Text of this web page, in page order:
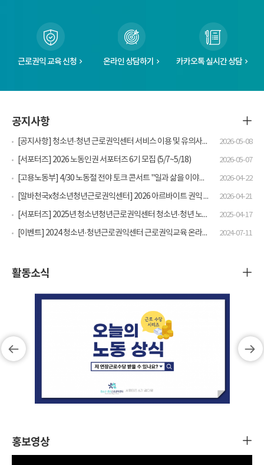
근로권익 교육 신청 온라인 상담하기 카카오톡 실시간 상담
공지사항
[공지사항] 청소년·청년 근로권익센터 서비스 이용 및 유의사항 안내 2026-05-08
[서포터즈] 2026 노동인권 서포터즈 6기 모집 (5/7~5/18) 2026-05-07
[고용노동부] 4/30 노동절 전야 토크 콘서트 "일과 삶을 이야기하다" 개최 안내 2026-04-22
[알바천국x청소년청년근로권익센터] 2026 아르바이트 권익 교육 - 첫 알바는 천국이지 클래스 2026-04-21
[서포터즈] 2025년 청소년청년근로권익센터 청소년·청년 노동인권 서포터즈 5기 모집 2025-04-17
[이벤트] 2024 청소년·청년근로권익센터 근로권익교육 온라인 수강 인증 이벤트 2024-07-11
활동소식
홍보영상